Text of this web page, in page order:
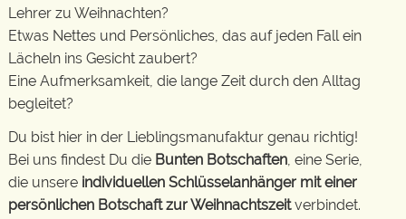
Lehrer zu Weihnachten?
Etwas Nettes und Persönliches, das auf jeden Fall ein
Lächeln ins Gesicht zaubert?
Eine Aufmerksamkeit, die lange Zeit durch den Alltag
begleitet?
Du bist hier in der Lieblingsmanufaktur genau richtig!
Bei uns findest Du die Bunten Botschaften, eine Serie,
die unsere individuellen Schlüsselanhänger mit einer
persönlichen Botschaft zur Weihnachtszeitverbindet.